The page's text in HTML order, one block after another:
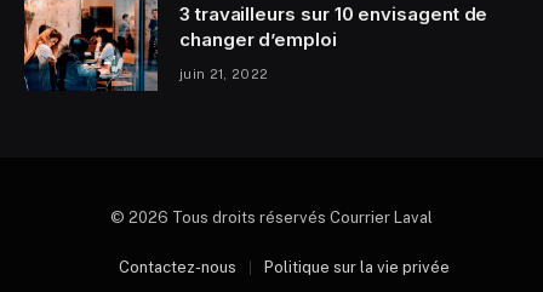
3 travailleurs sur 10 envisagent de
changer d’emploi
juin 21, 2022
© 2026 Tous droits réservés Courrier Laval
Contactez-nous
Politique sur la vie privée